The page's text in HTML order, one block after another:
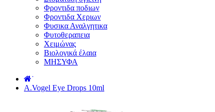
Φροντιδα ποδιων
Φροντιδα Χεριων
Φυσικα Αναλγητικα
Φυτοθεραπεια
Χειμώνας
Βιολογικά έλαια
ΜΗΣΥΦΑ
˙
A.Vogel Eye Drops 10ml